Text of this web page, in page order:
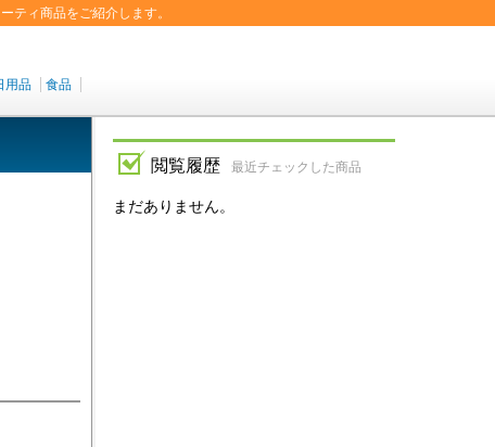
ティ商品をご紹介します。
用品 食品
閲覧履歴 最近チェックした商品
まだありません。